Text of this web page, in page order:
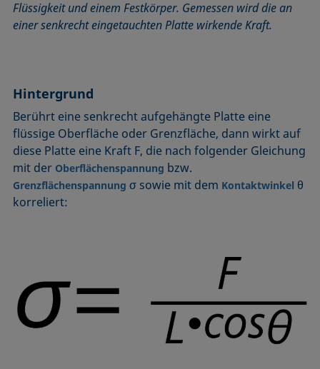
Benetzbarkeit
Benetzte Länge
Captive Bubble Methode
Constrained Sessile Drop
Diffusionskoeffizient
Dispersiver Anteil
Dreiphasenpunkt
Dynamische Oberflächenspannung
Equation of state
Extended-Fowkes method
Kegelschnittmethode
Kohäsionsarbeit
Kritische Mizellkonzentration (CMC) und
Tensidkonzentration
Kritische Oberflächenspannung
Laplace-Druck
Liegender Tropfen (sessile drop)
Liquid Needle
Methode nach Owens, Wendt, Rabel und Kaelble (OWRK)
Methode nach Wu
Mikroemulsion
Rückzugswinkel
Schaum
Spreiten
Spreitkoeffizient, Spreitparameter
Stabmethode
Stalagmometer
Statische Oberflächenspannung
Statischer Kontaktwinkel
Flüssigkeit und einem Festkörper. Gemessen wird die an
einer senkrecht eingetauchten Platte wirkende Kraft.
Hintergrund
Berührt eine senkrecht aufgehängte Platte eine
flüssige Oberfläche oder Grenzfläche, dann wirkt auf
diese Platte eine Kraft F, die nach folgender Gleichung
mit der Oberflächenspannung bzw.
Grenzflächenspannung σ sowie mit dem Kontaktwinkel θ
korreliert: